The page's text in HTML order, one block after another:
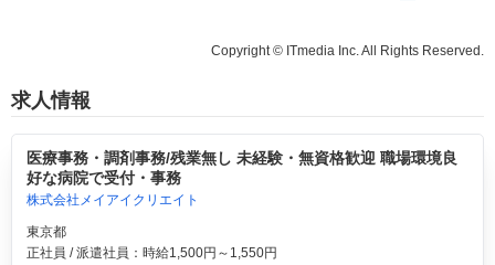
Copyright © ITmedia Inc. All Rights Reserved.
求人情報
医療事務・調剤事務/残業無し 未経験・無資格歓迎 職場環境良
好な病院で受付・事務
株式会社メイアイクリエイト
東京都
正社員 / 派遣社員：時給1,500円～1,550円